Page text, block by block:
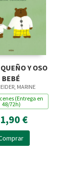
Y OSO
BEBÉ
MARINE
(Entrega en
48/72h)
€